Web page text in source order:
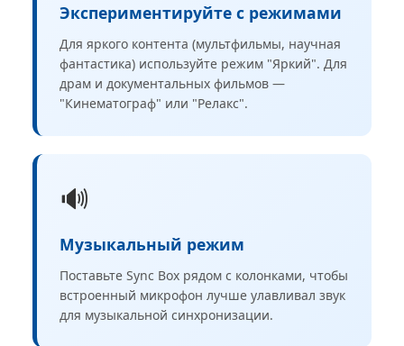
Экспериментируйте с режимами
Для яркого контента (мультфильмы, научная
фантастика) используйте режим "Яркий". Для
драм и документальных фильмов —
"Кинематограф" или "Релакс".
🔊
Музыкальный режим
Поставьте Sync Box рядом с колонками, чтобы
встроенный микрофон лучше улавливал звук
для музыкальной синхронизации.